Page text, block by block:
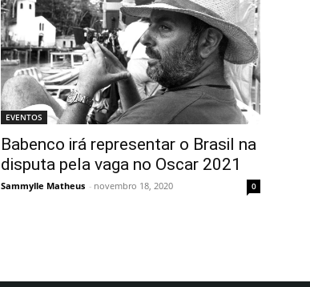
EVENTOS
Babenco irá representar o Brasil na
disputa pela vaga no Oscar 2021
Sammylle Matheus - novembro 18, 2020 0